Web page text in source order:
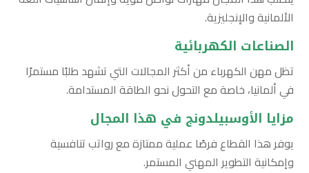
الألمانية والإنجليزية.
الصناعات الكهربائية
تظل مهن الكهرباء من أكثر المجالات التي تشهد طلبًا مستمرًا
في ألمانيا، خاصة مع التحول نحو الطاقة المستدامة.
مزايا الأوسبيلدونج في هذا المجال
يوفر هذا القطاع فرصًا عملية ممتازة مع رواتب تنافسية
وإمكانية التطوير المهني المستمر.